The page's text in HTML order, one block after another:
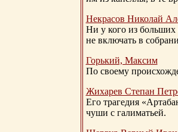
Некрасов Николай
Ни у кого из больших
не включать в
Горький, Максим
По своему
Жихарев Степан
Его трагедия
чуши с галиматьей.